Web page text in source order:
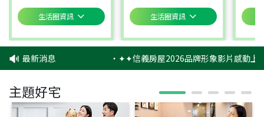
生活圈資訊 生活圈資訊
最新消息 ‧✦✦信義房屋2026品牌形象影片感動上
主題好宅